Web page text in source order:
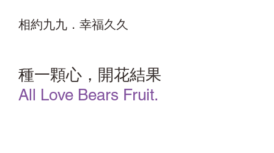
相約九九．幸福久久
種一顆心，開花結果
All Love Bears Fruit.